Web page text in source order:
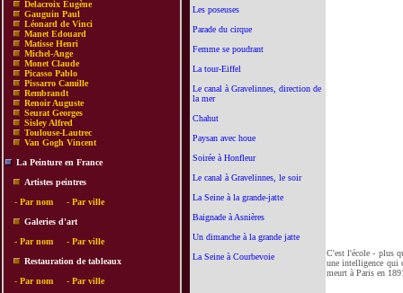
Delacroix Eugène
Gauguin Paul
Léonard de Vinci
Manet Edouard
Matisse Henri
Michel-Ange
Monet Claude
Picasso Pablo
Pissarro Camille
Rembrandt
Renoir Auguste
Seurat Georges
Sisley Alfred
Toulouse-Lautrec
Van Gogh Vincent
La Peinture en France
Artistes peintres
- Par nom - Par ville
Galeries d'art
- Par nom - Par ville
Restauration de tableaux
- Par nom - Par ville
Les poseuses
Parade du cirque
Femme se poudrant
La tour-Eiffel
Le canal à Gravelinnes, direction de
la mer
Chahut
Paysan avec houe
Soirée à Honfleur
Le canal à Gravelinnes, le soir
La Seine à la grande-jatte
Baignade à Asnières
Un dimanche à la grande jatte
La Seine à Courbevoie
C'est l'école - plus
une intelligence qui
meurt à Paris en